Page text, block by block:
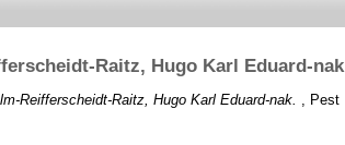
Raitz, Hugo Karl Eduard-nak
Reifferscheidt-Raitz, Hugo Karl Eduard-nak.
, Pest